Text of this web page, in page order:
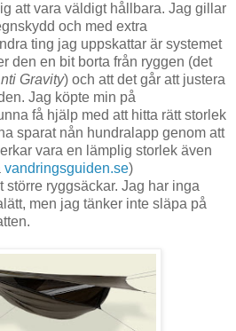
att vara väldigt hållbara. Jag gillar
och med extra
ting jag uppskattar är systemet
den en bit borta från ryggen (det
Gravity) och att det går att justera
Jag köpte min på
få hjälp med att hitta rätt storlek
sparat nån hundralapp genom att
vara en lämplig storlek även
vandringsguiden.se)
större ryggsäckar. Jag har inga
men jag tänker inte släpa på